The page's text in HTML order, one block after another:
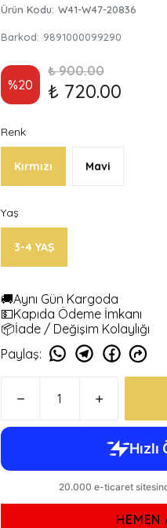
Ürün Kodu: W41-W47-20836
Barkod: 9891000099290
%20
₺ 900.00
₺ 720.00
Renk
Kırmızı Mavi
Yaş
3-4 YAŞ
🚚Aynı Gün Kargoda
💵Kapıda Ödeme İmkanı
📦İade / Değişim Kolaylığı
Paylaş:
HEMEN